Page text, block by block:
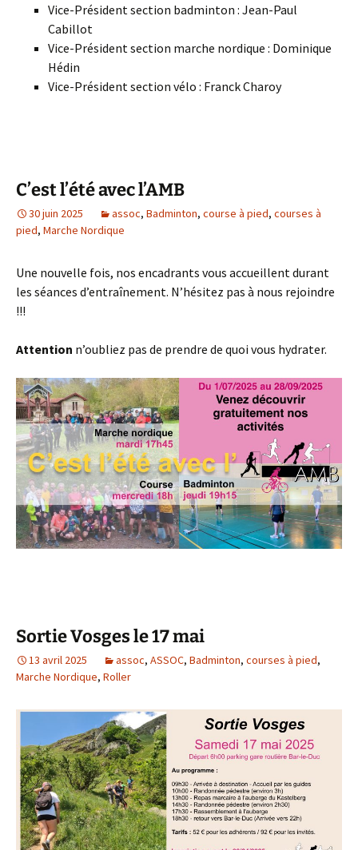
Vice-Président section badminton : Jean-Paul
Cabillot
Vice-Président section marche nordique : Dominique
Hédin
Vice-Président section vélo : Franck Charoy
C’est l’été avec l’AMB
30 juin 2025 assoc, Badminton, course à pied, courses à
pied, Marche Nordique
Une nouvelle fois, nos encadrants vous accueillent durant
les séances d’entraînement. N’hésitez pas à nous rejoindre
!!!
Attention n’oubliez pas de prendre de quoi vous hydrater.
Sortie Vosges le 17 mai
13 avril 2025 assoc, ASSOC, Badminton, courses à pied,
Marche Nordique, Roller